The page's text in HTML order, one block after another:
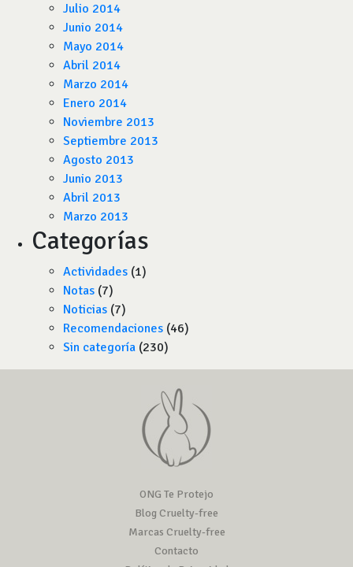
Julio 2014
Junio 2014
Mayo 2014
Abril 2014
Marzo 2014
Enero 2014
Noviembre 2013
Septiembre 2013
Agosto 2013
Junio 2013
Abril 2013
Marzo 2013
Categorías
Actividades (1)
Notas (7)
Noticias (7)
Recomendaciones (46)
Sin categoría (230)
ONG Te Protejo
Blog Cruelty-free
Marcas Cruelty-free
Contacto